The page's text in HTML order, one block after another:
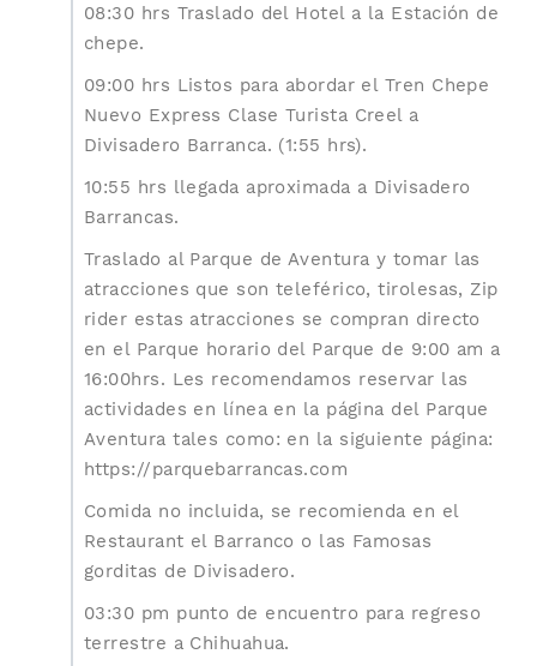
08:30 hrs Traslado del Hotel a la Estación de
chepe.
09:00 hrs Listos para abordar el Tren Chepe
Nuevo Express Clase Turista Creel a
Divisadero Barranca. (1:55 hrs).
10:55 hrs llegada aproximada a Divisadero
Barrancas.
Traslado al Parque de Aventura y tomar las
atracciones que son teleférico, tirolesas, Zip
rider estas atracciones se compran directo
en el Parque horario del Parque de 9:00 am a
16:00hrs. Les recomendamos reservar las
actividades en línea en la página del Parque
Aventura tales como: en la siguiente página:
https://parquebarrancas.com
Comida no incluida, se recomienda en el
Restaurant el Barranco o las Famosas
gorditas de Divisadero.
03:30 pm punto de encuentro para regreso
terrestre a Chihuahua.